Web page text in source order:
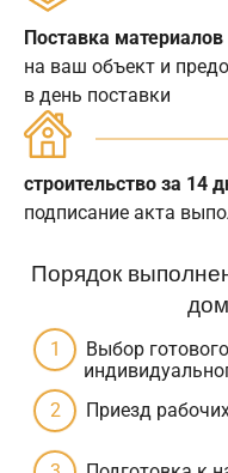
Поставка материалов
на ваш объект и
в день поставки
строительство за 14
подписание акта
Порядок
Выбор
Приезд